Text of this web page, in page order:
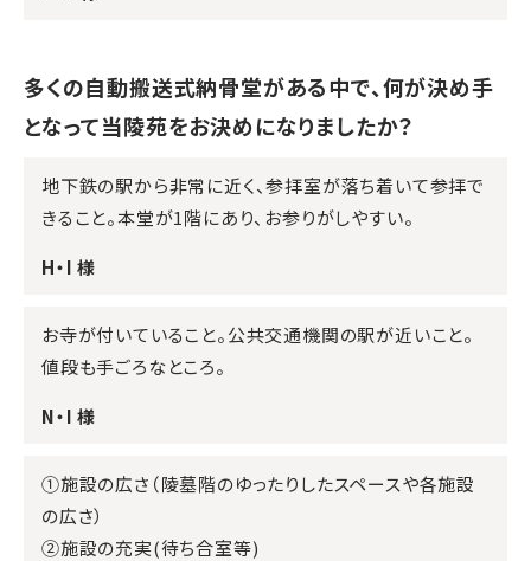
多くの自動搬送式納骨堂がある中で、何が決め手
となって当陵苑をお決めになりましたか？
地下鉄の駅から非常に近く、参拝室が落ち着いて参拝で
きること。本堂が1階にあり、お参りがしやすい。
H・I 様
お寺が付いていること。公共交通機関の駅が近いこと。
値段も手ごろなところ。
N・I 様
①施設の広さ（陵墓階のゆったりしたスペースや各施設
の広さ）
②施設の充実(待ち合室等)